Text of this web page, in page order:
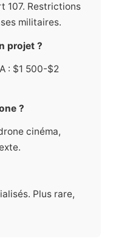
107. Restrictions
militaires.
projet ?
: $1 500-$2
?
cinéma,
Plus rare,